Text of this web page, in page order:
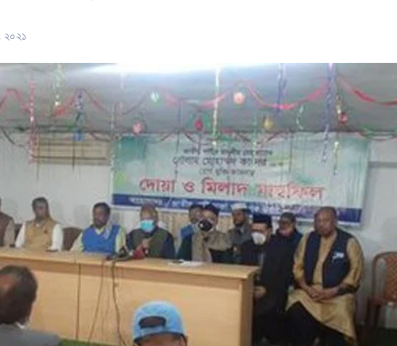
৪২ মিলিয়ন ডলার ক্ষতিপূরণ পাচ্ছে বাংলাদেশ
নতুন প্রজ্ঞাপন জারি
বিশ্বকাপের টিকেট পেল বাংলাদেশ
জনগোষ্ঠীর মধ্যে উত্তেজনা! আগুনে পুড়ল বেশ কিছু বাড়ি
ও অপারেটর নামে দুটি সংস্থা হচ্ছে
ব্যবহার করতে দেবে না সৌদি আরব
সংখ্যালঘু ভোট নিয়ে সজাগ
পথ, কী কী বদল আসবে
২০২১